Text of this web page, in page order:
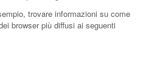
trovare informazioni su come
browser più diffusi ai seguenti